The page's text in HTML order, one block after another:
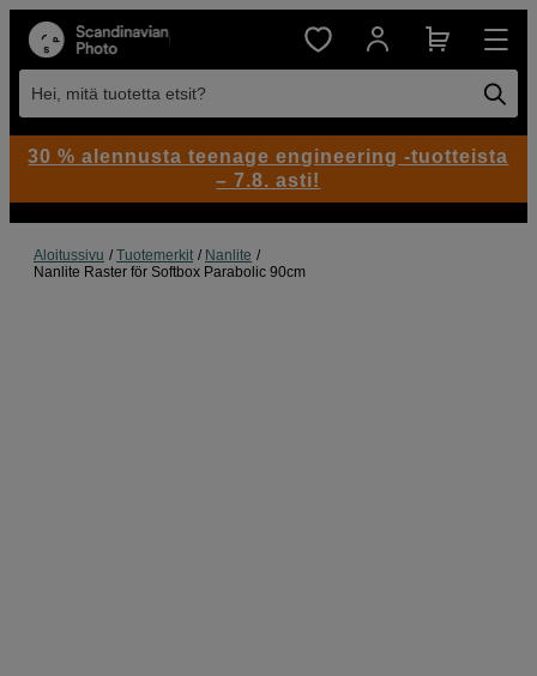
Hei, mitä tuotetta etsit?
Aloitussivu Tuotemerkit
Nanlite
Nanlite Raster för Softbox Parabolic 90cm
30 % alennusta teenage engineering -tuotteista
– 7.8. asti!